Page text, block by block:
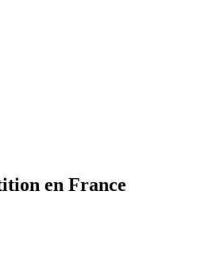
en France
MapLibre| ©OpenStreetMap
MapLibre| ©OpenStreetMap